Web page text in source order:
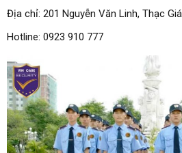
Địa chỉ: 201 Nguyễn Văn Linh, Thạc
Hotline: 0923 910 777